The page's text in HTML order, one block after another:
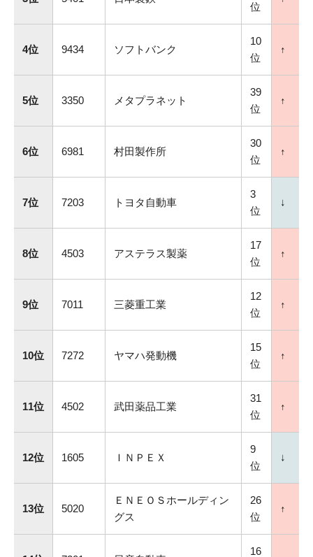
位
4位 9434 ソフトバンク
10
位
↑
5位 3350 メタプラネット
39
位
↑
6位 6981 村田製作所
30
位
↑
7位 7203 トヨタ自動車
3
位
↓
8位 4503 アステラス製薬
17
位
↑
9位 7011 三菱重工業
12
位
↑
10位 7272 ヤマハ発動機
15
位
↑
11位 4502 武田薬品工業
31
位
↑
12位 1605 ＩＮＰＥＸ
9
位
↓
13位 5020
ＥＮＥＯＳホールディン
グス
26
位
↑
16